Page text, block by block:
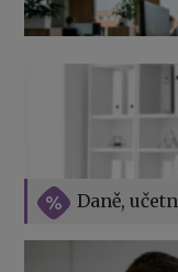
Daně,
Vše o překážkách
Přehledy pro OSSZ
v roce 2026